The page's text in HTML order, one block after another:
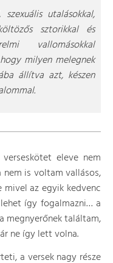
utalásokkal,
sztorikkal és
vallomásokkal
milyen melegnek
állítva azt, készen
is voltam vallásos,
az egyik kedvenc
így fogalmazni… a
megnyerőnek találtam,
ne így lett volna.
a versek nagy része